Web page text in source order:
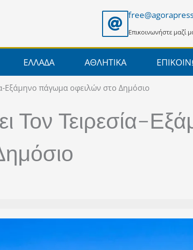
Επικοινωνήστε μαζί
ΕΛΛΑΔΑ ΑΘΛΗΤΙΚΑ
Εξάμηνο πάγωμα οφειλών στο Δημόσιο
Τον Τειρεσία-